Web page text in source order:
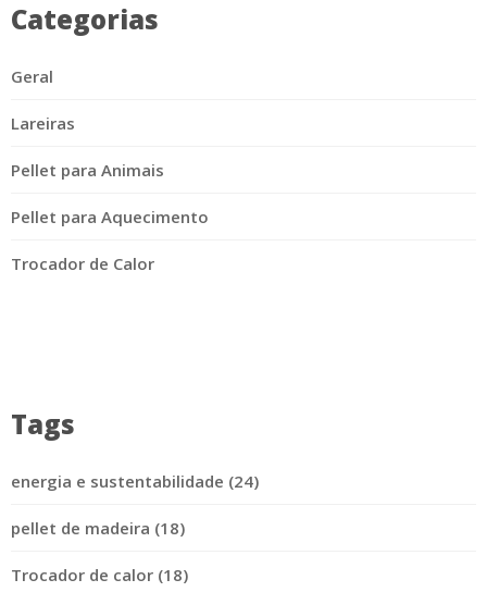
Categorias
Geral
Lareiras
Pellet para Animais
Pellet para Aquecimento
Trocador de Calor
Tags
energia e sustentabilidade (24)
pellet de madeira (18)
Trocador de calor (18)